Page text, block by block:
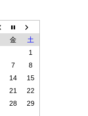
金
土
1
7
8
14
15
21
22
28
29